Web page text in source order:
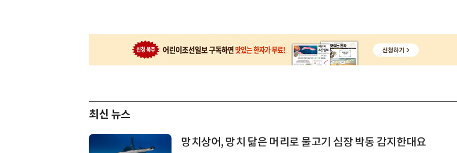
최신 뉴스
망치상어, 망치 닮은 머리로 물고기 심장 박동 감지한대요